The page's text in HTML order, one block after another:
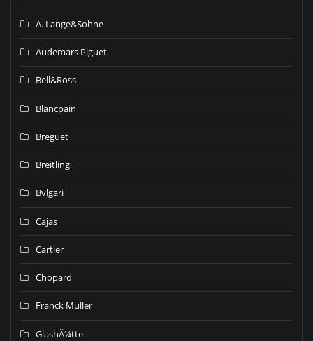
A. Lange&Sohne
Audemars Piguet
Bell&Ross
Blancpain
Breguet
Breitling
Bvlgari
Cajas
Cartier
Chopard
Franck Muller
GlashÃ¼tte